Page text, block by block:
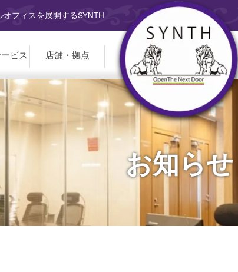
フィスを展開するSYNTH
ビス 店舗・拠点
お知らせ